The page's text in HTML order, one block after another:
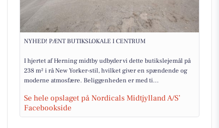
NYHED! PÆNT BUTIKSLOKALE I CENTRUM
I hjertet af Herning midtby udbyder vi dette butikslejemål på
238 m² i rå New Yorker-stil, hvilket giver en spændende og
moderne atmosfære. Beliggenheden er med ti...
Se hele opslaget på Nordicals Midtjylland A/S’
Facebookside